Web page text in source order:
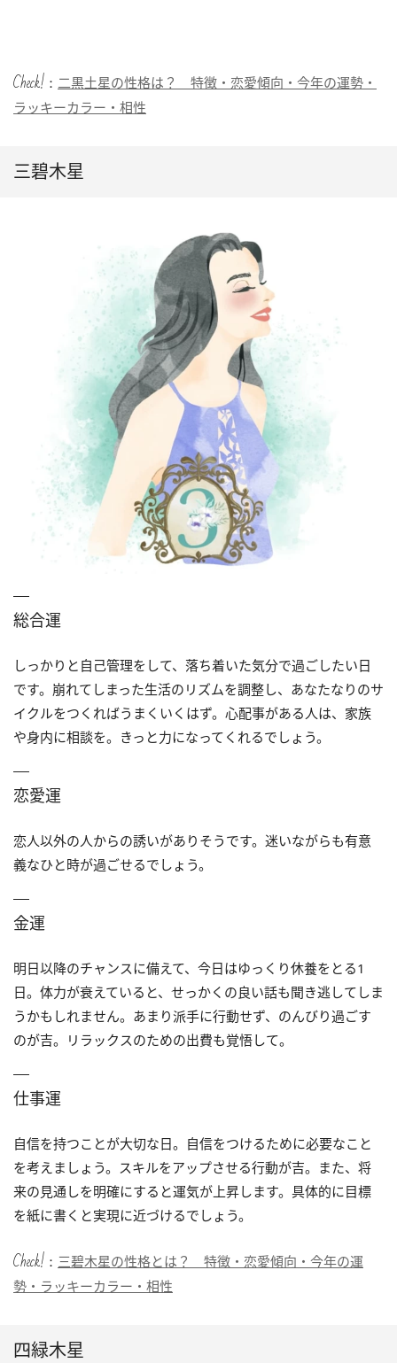
Check!： 二黒土星の性格は？ 特徴・恋愛傾向・今年の運勢・
ラッキーカラー・相性
三碧木星
総合運
しっかりと自己管理をして、落ち着いた気分で過ごしたい日
です。崩れてしまった生活のリズムを調整し、あなたなりのサ
イクルをつくればうまくいくはず。心配事がある人は、家族
や身内に相談を。きっと力になってくれるでしょう。
恋愛運
恋人以外の人からの誘いがありそうです。迷いながらも有意
義なひと時が過ごせるでしょう。
金運
明日以降のチャンスに備えて、今日はゆっくり休養をとる1
日。体力が衰えていると、せっかくの良い話も聞き逃してしま
うかもしれません。あまり派手に行動せず、のんびり過ごす
のが吉。リラックスのための出費も覚悟して。
仕事運
自信を持つことが大切な日。自信をつけるために必要なこと
を考えましょう。スキルをアップさせる行動が吉。また、将
来の見通しを明確にすると運気が上昇します。具体的に目標
を紙に書くと実現に近づけるでしょう。
Check!： 三碧木星の性格とは？ 特徴・恋愛傾向・今年の運
勢・ラッキーカラー・相性
四緑木星